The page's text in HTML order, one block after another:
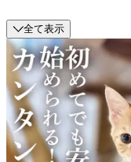
全て表示